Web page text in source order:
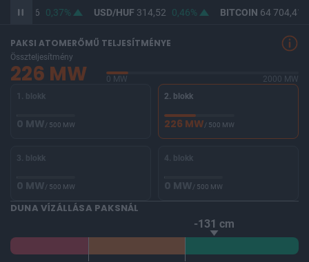
363,06 0,37% USD/HUF314,52 0,46% BITCOIN64 704,41
PAKSI ATOMERŐMŰ TELJESÍTMÉNYE
Összteljesítmény
226 MW 0 MW
2000 MW
1. blokk
0 MW/ 500 MW
2. blokk
226 MW/ 500 MW
3. blokk
0 MW/ 500 MW
4. blokk
0 MW/ 500 MW
DUNA VÍZÁLLÁSA PAKSNÁL
-131 cm